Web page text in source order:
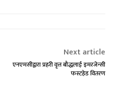
Next article
एनएमसीद्वारा प्रहरी वृत्त बौद्धलाई इमरजेन्सी
फस्टहेड वितरण